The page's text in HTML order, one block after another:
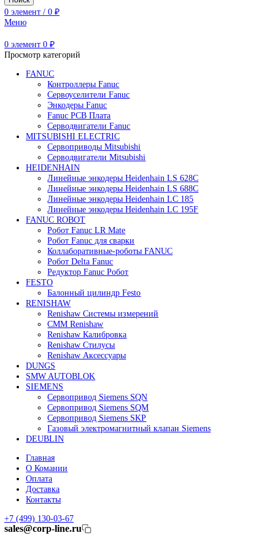
M-900
R-1000
Коллаборативные-роботы FANUC
Редуктор Fanuc Робот
Робот Fanuc LR Mate
Робот Fanuc для сварки
элемент / 0₽
Меню
элемент 0₽
Просмотр категорий
FANUC
Контроллеры Fanuc
Сервоуселители Fanuc
Энкодеры Fanuc
Fanuc PCB Плата
Серводвигатели Fanuc
MITSUBISHI ELECTRIC
Сервоприводы Mitsubishi
Серводвигатели Mitsubishi
HEIDENHAIN
Линейные энкодеры Heidenhain LS 628C
Линейные энкодеры Heidenhain LS 688C
Линейные энкодеры Heidenhain LC 185
Линейные энкодеры Heidenhain LC 195F
FANUC ROBOT
Робот Fanuc LR Mate
Робот Fanuc для сварки
Коллаборативные-роботы FANUC
Робот Delta Fanuc
Редуктор Fanuc Робот
FESTO
Балонный цилиндр Festo
RENISHAW
Renishaw Системы измерений
Renishaw Калибровка
Renishaw Cтилусы
Renishaw Аксессуары
DUNGS